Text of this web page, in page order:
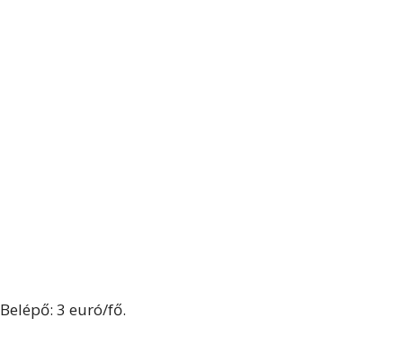
Belépő: 3 euró/fő.